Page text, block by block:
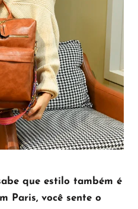
que estilo também é
Paris, você sente o